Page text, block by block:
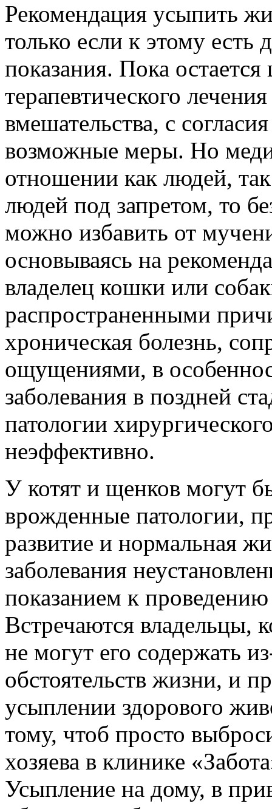
Рекомендация усыпить
только если к этому есть
показания. Пока
терапевтического
вмешательства, с
возможные меры. Но
отношении как людей,
людей под запретом, то
можно избавить от
основываясь на
владелец кошки или
распространенными
хроническая болезнь,
ощущениями, в
заболевания в поздней
патологии
неэффективно.
У котят и щенков могут
врожденные патологии,
развитие и нормальная
заболевания
показанием к
Встречаются владельцы,
не могут его содержать
обстоятельств жизни, и
усыплении здорового
тому, чтоб просто
хозяева в клинике
Усыпление на дому, в